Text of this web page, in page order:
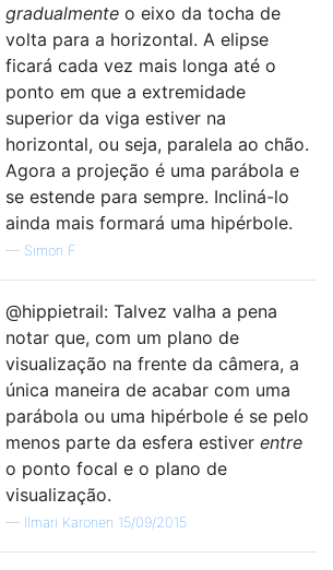
gradualmente o eixo da tocha de
volta para a horizontal. A elipse
ficará cada vez mais longa até o
ponto em que a extremidade
superior da viga estiver na
horizontal, ou seja, paralela ao chão.
Agora a projeção é uma parábola e
se estende para sempre. Incliná-lo
ainda mais formará uma hipérbole.
— Simon F
@hippietrail: Talvez valha a pena
notar que, com um plano de
visualização na frente da câmera, a
única maneira de acabar com uma
parábola ou uma hipérbole é se pelo
menos parte da esfera estiver entre
o ponto focal e o plano de
visualização.
— Ilmari Karonen 15/09/2015